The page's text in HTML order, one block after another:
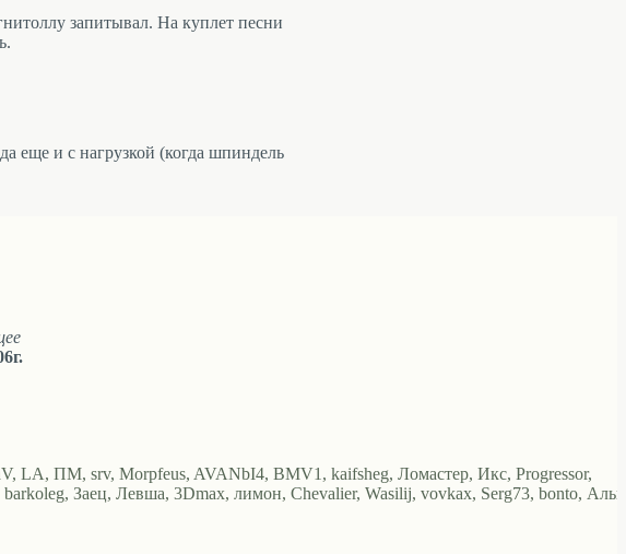
запитывал. На куплет песни
еще и с нагрузкой (когда шпиндель
LA, ПМ, srv, Morpfeus, AVANbI4, BMV1, kaifsheg, Ломастер, Икс, Progressor,
Заец, Левша, 3Dmax, лимон, Chevalier, Wasilij, vovkax, Serg73, bonto,